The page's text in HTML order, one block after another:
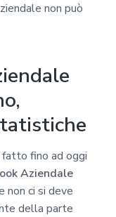
non può
fatto fino ad oggi
Aziendale
non ci si deve
della parte